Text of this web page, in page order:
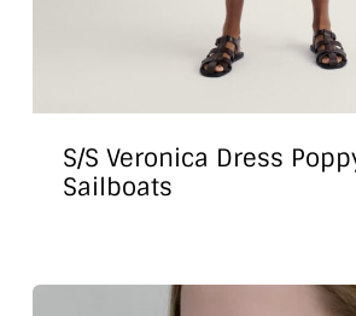
S/S Veronica Dress
Sailboats